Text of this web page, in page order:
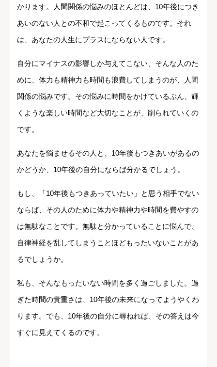
かります。人間関係の悩みのほとんどは、10年後につき
あいのない人との不和で起こってくるものです。それ
は、あなたの人生にプラスにならない人です。
自分にマイナスの影響しか与えてこない、そんな人のた
めに、体力も精神力も時間も浪費してしまうのが、人間
関係の悩みです。その悩みに時間をかけているぶん、輝
くような楽しい時間など大切なことが、削られていくの
です。
あなたを悩ませるその人と、10年後もつきあいがあるの
かどうか、10年後の自分にならば分かるでしょう。
もし、「10年後もつきあっていたい」と思う相手でない
ならば、その人のために体力や精神力や時間を費やすの
は無駄なことです。無駄と分かっていることに悩んで、
自律神経を乱してしまうことほどもったいないことがあ
るでしょうか。
私も、そんなもったいない時間を多く過ごしました。過
ぎた時間の貴重さは、10年後の未来になってようやくわ
ります。でも、10年後の自分に尋ねれば、その答えは今
すぐに見えてくるのです。